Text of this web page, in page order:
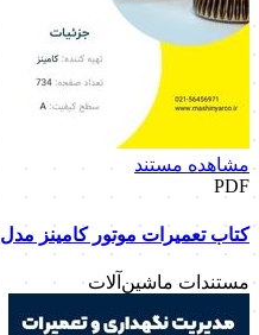
مشاهده مستند
PDF
کتاب تعمیرات موتور کامینز مدل EX255
مستندات ماشین‌آلات